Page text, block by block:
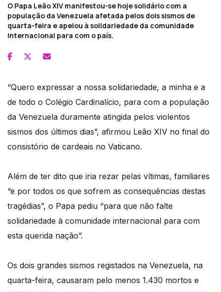
O Papa Leão XIV manifestou-se hoje solidário com a
população da Venezuela afetada pelos dois sismos de
quarta-feira e apelou à solidariedade da comunidade
internacional para com o país.
“Quero expressar a nossa solidariedade, a minha e a
de todo o Colégio Cardinalício, para com a população
da Venezuela duramente atingida pelos violentos
sismos dos últimos dias”, afirmou Leão XIV no final do
consistório de cardeais no Vaticano.
Além de ter dito que iria rezar pelas vítimas, familiares
“e por todos os que sofrem as consequências destas
tragédias”, o Papa pediu “para que não falte
solidariedade à comunidade internacional para com
esta querida nação”.
Os dois grandes sismos registados na Venezuela, na
quarta-feira, causaram pelo menos 1.430 mortos e